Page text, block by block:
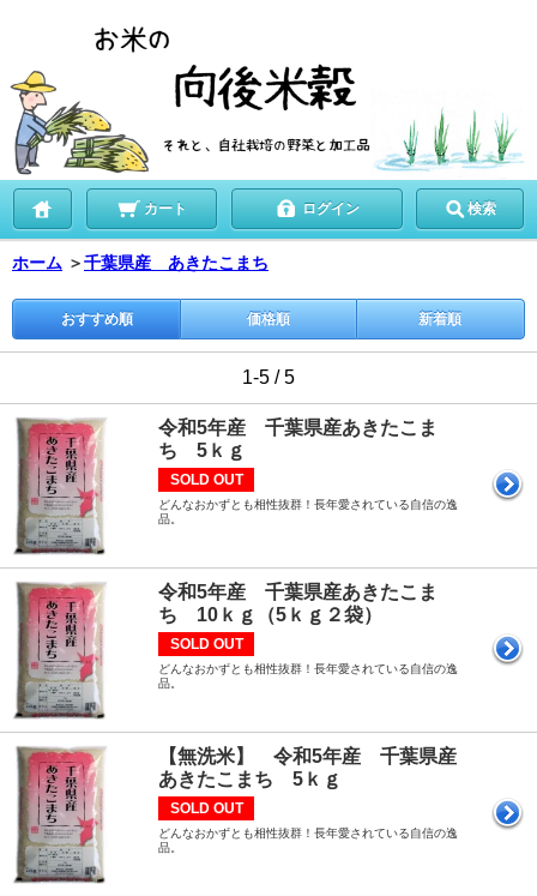
カート ログイン 検索
ホーム ＞千葉県産 あきたこまち
おすすめ順 価格順 新着順
1-5 / 5
令和5年産 千葉県産あきたこま
ち 5ｋｇ
SOLD OUT
どんなおかずとも相性抜群！長年愛されている自信の逸
品。
令和5年産 千葉県産あきたこま
ち 10ｋｇ（5ｋｇ２袋）
SOLD OUT
どんなおかずとも相性抜群！長年愛されている自信の逸
品。
【無洗米】 令和5年産 千葉県産
あきたこまち 5ｋｇ
SOLD OUT
どんなおかずとも相性抜群！長年愛されている自信の逸
品。